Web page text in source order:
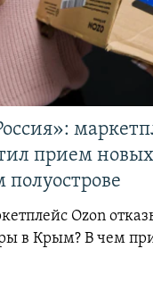
прием новых
Ozon
в Крым? В чем